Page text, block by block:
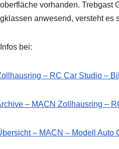
vorhanden. Trebgast
anwesend, versteht es
bei:
– RC Car Studio –
– MACN Zollhausring –
– MACN – Modell Auto